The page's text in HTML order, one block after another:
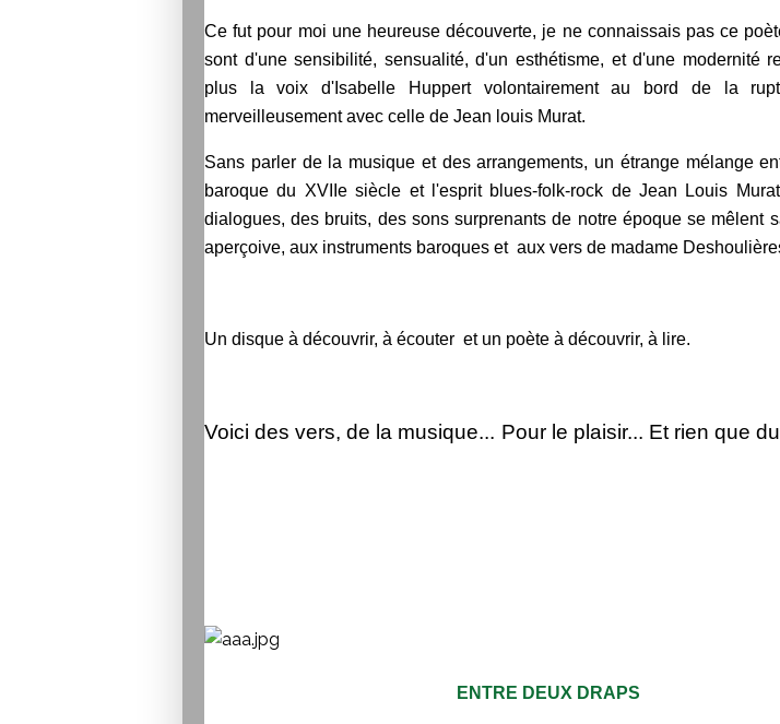
Ce fut pour moi une heureuse découverte, je ne connaissais pas ce
sont d'une sensibilité, sensualité, d'un esthétisme, et d'une modernité
plus la voix d'Isabelle Huppert volontairement au bord de la
merveilleusement avec celle de Jean louis Murat.
Sans parler de la musique et des arrangements, un étrange mélange
baroque du XVIIe siècle et l'esprit blues-folk-rock de Jean Louis
dialogues, des bruits, des sons surprenants de notre époque se mêlent
aperçoive, aux instruments baroques et aux vers de madame
Un disque à découvrir, à écouter et un poète à découvrir, à lire.
Voici des vers, de la musique... Pour le plaisir... Et rien que
ENTRE DEUX DRAPS